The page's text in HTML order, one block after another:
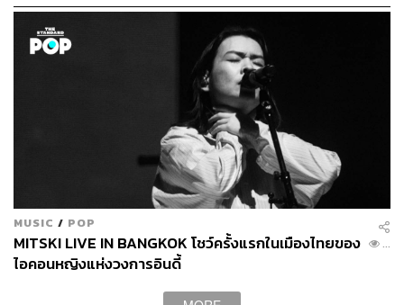
TAGS: คอนเสิร์ต
ขายตั๋วเกินราคา
Ticketmaster
Dynamic Pricing
ABOUT THE AUTHOR
THE STANDARD WEALTH
สำนักข่าวเศรษฐกิจ ธุรกิจ และการลงทุน โดย
ทีมข่าว THE STANDARD
MUSIC / POP
MITSKI LIVE IN BANGKOK โชว์ครั้งแรกในเมืองไทยของ
ไอคอนหญิงแห่งวงการอินดี้
...